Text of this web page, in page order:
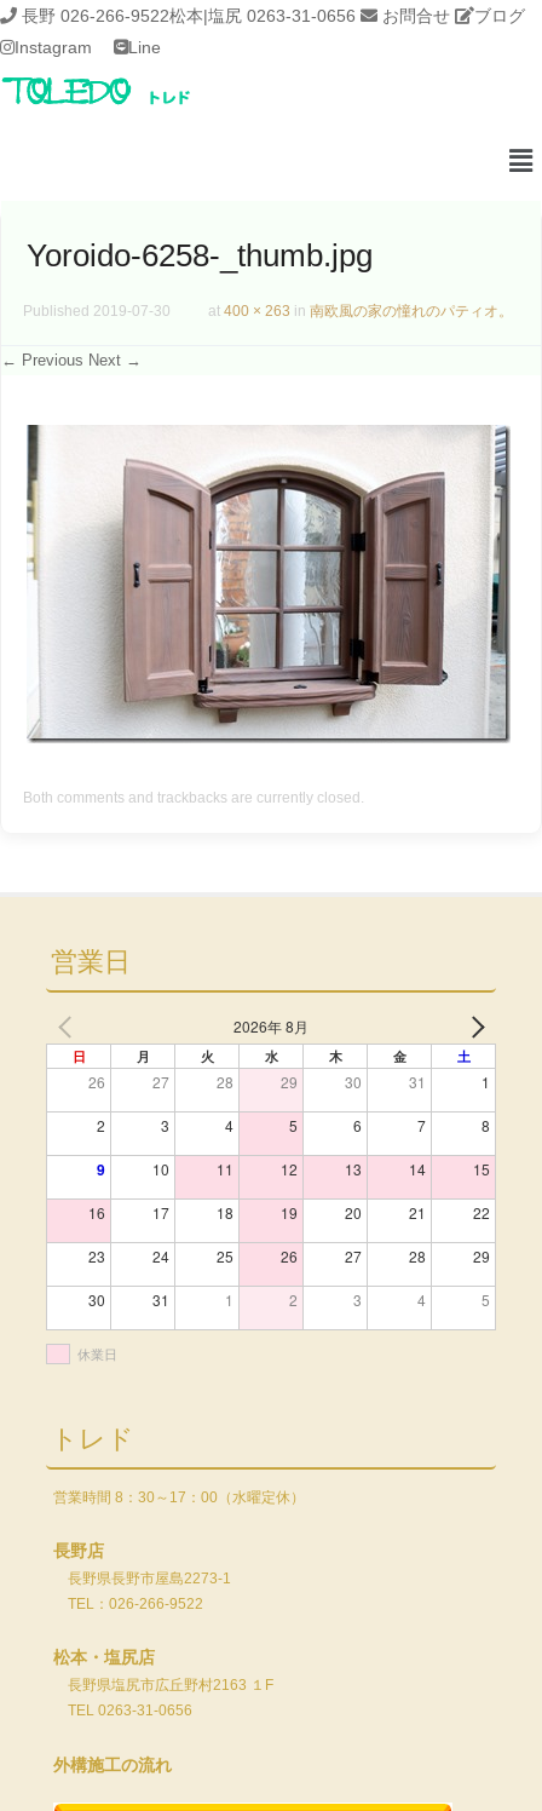
長野 026-266-9522松本|塩尻 0263-31-0656 お問合せ
ブログ
Instagram
Line
Yoroido-6258-_thumb.jpg
Published 2019-07-30 at 400 × 263 in 南欧風の家の憧れのパティオ。
← Previous Next →
Both comments and trackbacks are currently closed.
営業日
2026年 8月
日 月 火 水 木 金 土
26 27 28 29 30 31 1
2 3 4 5 6 7 8
9 10 11 12 13 14 15
16 17 18 19 20 21 22
23 24 25 26 27 28 29
30 31 1 2 3 4 5
休業日
トレド
営業時間 8：30～17：00（水曜定休）
長野店
長野県長野市屋島2273-1
TEL：026-266-9522
松本・塩尻店
長野県塩尻市広丘野村2163 １F
TEL 0263-31-0656
外構施工の流れ